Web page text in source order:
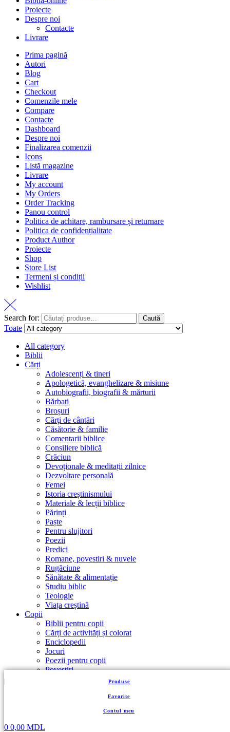
Produse
Favorite
Contul meu
0 0,00 MDL
Proiecte
Despre noi
Contacte
Livrare
Prima pagină
Autori
Blog
Cart
Checkout
Comenzile mele
Compare
Contacte
Dashboard
Despre noi
Finalizarea comenzii
Icons
Listă magazine
Livrare
My account
My Orders
Order Tracking
Panou control
Politica de achitare, rambursare și returnare
Politica de confidențialitate
Product Author
Proiecte
Shop
Store List
Termeni și condiții
Wishlist
Search for: Caută
Toate
All category
Biblii
Cărți
Adolescenți & tineri
Apologetică, evanghelizare & misiune
Autobiografii, biografii & mărturii
Bărbați
Broșuri
Cărți de cântări
Căsătorie & familie
Comentarii biblice
Consiliere biblică
Crăciun
Devoționale & meditații zilnice
Dezvoltare personală
Femei
Istoria creștinismului
Materiale & lecții biblice
Părinți
Paște
Pentru slujitori
Poezii
Predici
Romane, povestiri & nuvele
Rugăciune
Sănătate & alimentație
Studiu biblic
Teologie
Viața creștină
Copii
Biblii pentru copii
Cărți de activități și colorat
Enciclopedii
Jocuri
Poezii pentru copii
Povestiri